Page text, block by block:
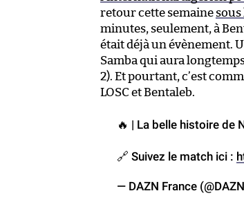
retour cette semaine
minutes, seulement, à
était déjà un évènement.
Samba qui aura
2). Et pourtant, c’est
LOSC et Bentaleb.
🔥 | La belle histoire de
🔗 Suivez le match ici :
— DAZN France